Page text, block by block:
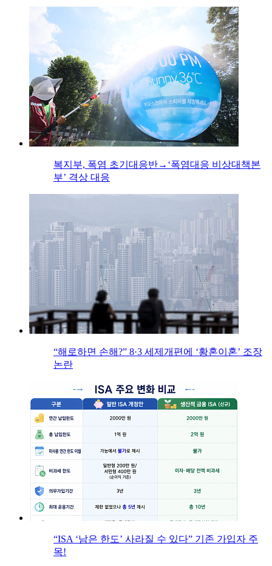
복지부, 폭염 초기대응반→‘폭염대응 비상대책본
부’ 격상 대응
“해로하면 손해?” 8·3 세제개편에 ‘황혼이혼’ 조장
논란
“ISA ‘남은 한도’ 사라질 수 있다” 기존 가입자 주
목!